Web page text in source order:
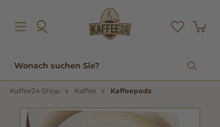
Kaffee24 Shop Kaffee Kaffeepads